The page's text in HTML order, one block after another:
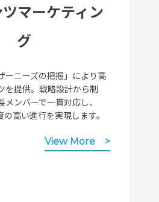
マーケティン
グ
ーニーズの把握」により高
を提供。戦略設計から制
メンバーで一貫対応し、
高い進行を実現します。
View More